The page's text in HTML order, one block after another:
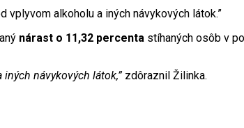
vplyvom alkoholu a iných návykových látok.”
nárast o 11,32 percenta stíhaných osôb v
návykových látok,”zdôraznil Žilinka.